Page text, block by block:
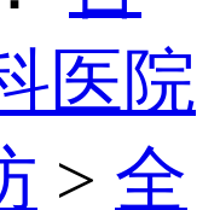
医院
> 全